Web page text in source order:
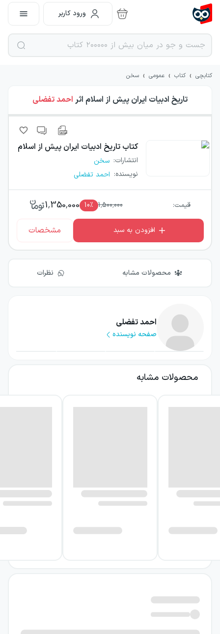
ورود کاربر
کتابچی › کتاب › عمومی › سخن
تاریخ ادبیات ایران پیش از اسلام اثر احمد تفضلی
کتاب تاریخ ادبیات ایران پیش از اسلام
انتشارات: سخن
نویسنده: احمد تفضلی
قیمت: 1,500,000
10٪ 1,350,000
افزودن به سبد مشخصات
محصولات مشابه نظرات
احمد تفضلی
صفحه نویسنده
محصولات مشابه